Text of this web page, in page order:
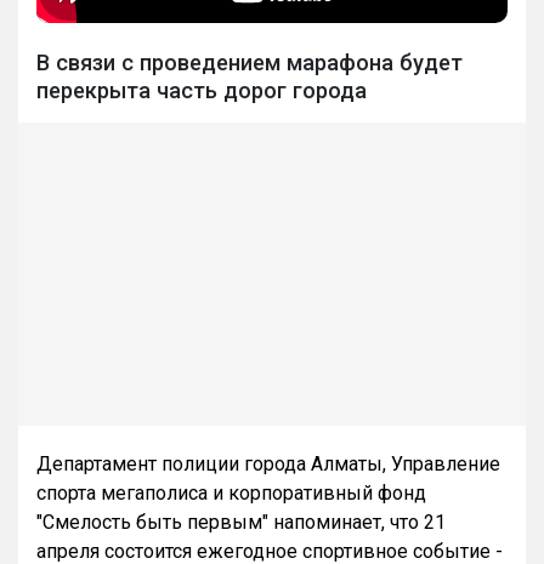
В связи с проведением марафона будет
перекрыта часть дорог города
Департамент полиции города Алматы, Управление
спорта мегаполиса и корпоративный фонд
"Смелость быть первым" напоминает, что 21
апреля состоится ежегодное спортивное событие -